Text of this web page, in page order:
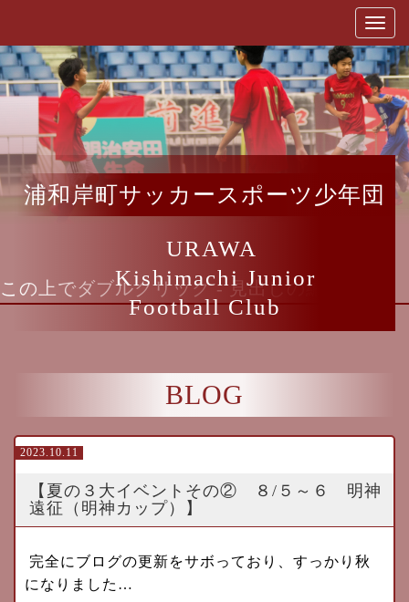
浦和岸町サッカースポーツ少年団
URAWA
Kishimachi Junior
Football Club
この上でダブルクリック - 見出しの編集
BLOG
2023.10.11
【夏の３大イベントその② ８/５～６ 明神
遠征（明神カップ）】
完全にブログの更新をサボっており、すっかり秋
になりました…